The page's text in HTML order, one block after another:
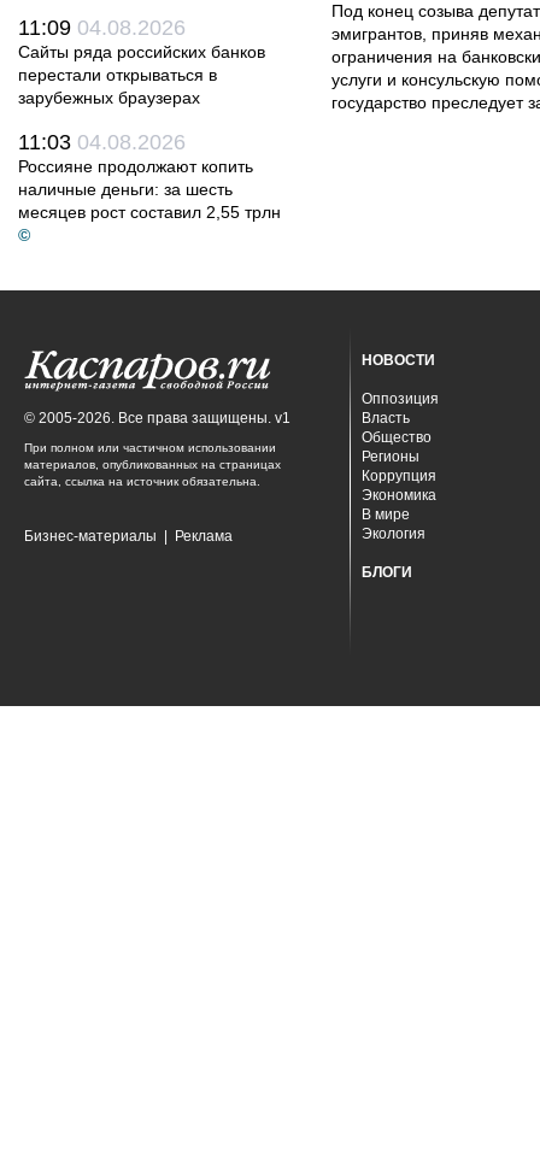
11:09 04.08.2026
Сайты ряда российских банков
перестали открываться в
зарубежных браузерах
11:03 04.08.2026
Россияне продолжают копить
наличные деньги: за шесть
месяцев рост составил 2,55 трлн
©
Под конец созыва
эмигрантов, приняв
ограничения на
услуги и консульскую
государство преследует
© 2005-2026. Все права защищены. v1
При полном или частичном использовании
материалов, опубликованных на страницах
сайта, ссылка на источник обязательна.
Бизнес-материалы Реклама
НОВОСТИ
Оппозиция
Власть
Общество
Регионы
Коррупция
Экономика
В мире
Экология
БЛОГИ